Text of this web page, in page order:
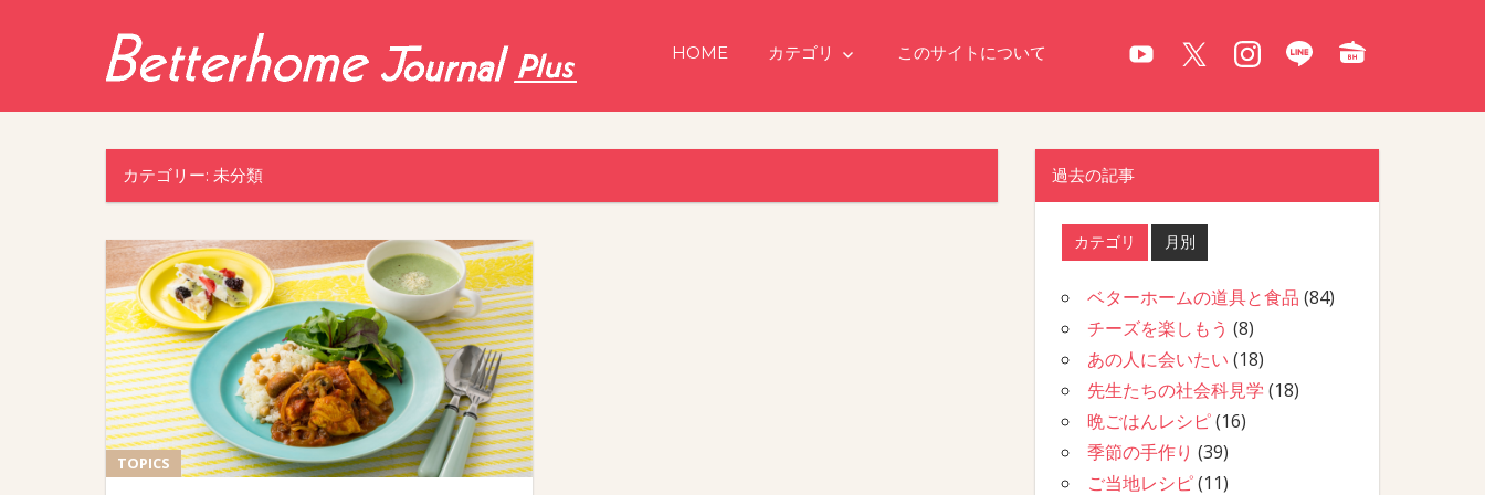
HOME カテゴリ このサイトについて
カテゴリー: 未分類
TOPICS
過去の記事
カテゴリ 月別
ベターホームの道具と食品 (84)
チーズを楽しもう (8)
あの人に会いたい (18)
先生たちの社会科見学 (18)
晩ごはんレシピ(16)
季節の手作り (39)
ご当地レシピ(11)